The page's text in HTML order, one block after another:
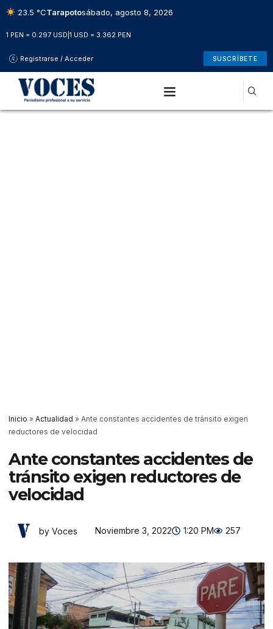
23.5 °CTarapotosábado, agosto 8, 2026
1 PEN = 0.297 USD 1 USD = 3.362 PEN
Registrarse / Acceder SUSCRÍBETE
Inicio » Actualidad » Ante constantes accidentes de tránsito exigen
reductores de velocidad
Ante constantes accidentes de
tránsito exigen reductores de
velocidad
by Voces Noviembre 3, 2022 1:20 PM 257